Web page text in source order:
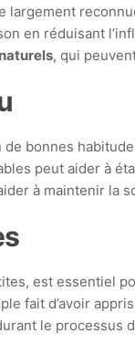
largement
en réduisant
, qui
bonnes
peut aider à
à maintenir la
est essentiel
fait d’avoir
le processus